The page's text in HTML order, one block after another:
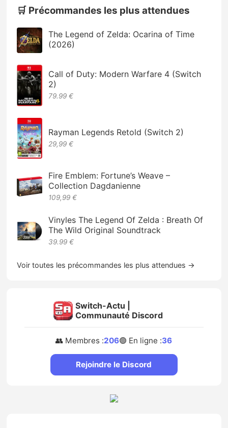
🛒 Précommandes les plus attendues
The Legend of Zelda: Ocarina of Time
(2026)
Call of Duty: Modern Warfare 4 (Switch
2)
79.99 €
Rayman Legends Retold (Switch 2)
29,99 €
Fire Emblem: Fortune’s Weave –
Collection Dagdanienne
109,99 €
Vinyles The Legend Of Zelda : Breath Of
The Wild Original Soundtrack
39.99 €
Voir toutes les précommandes les plus attendues →
Switch-Actu |
Communauté Discord
👥 Membres :206🟢 En ligne :36
Rejoindre le Discord